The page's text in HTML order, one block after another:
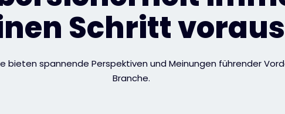
Schritt voraus
bieten spannende Perspektiven und Meinungen führender
Branche.